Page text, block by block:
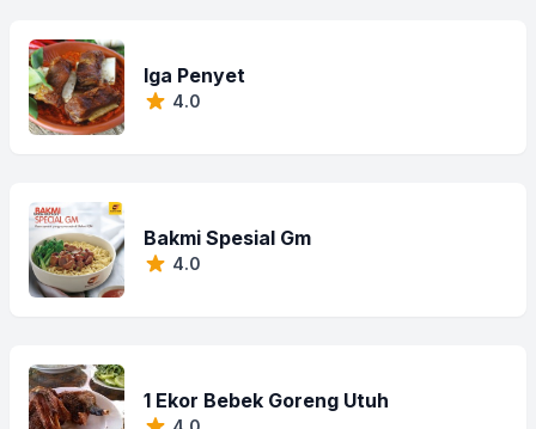
Iga Penyet
4.0
Bakmi Spesial Gm
4.0
1 Ekor Bebek Goreng Utuh